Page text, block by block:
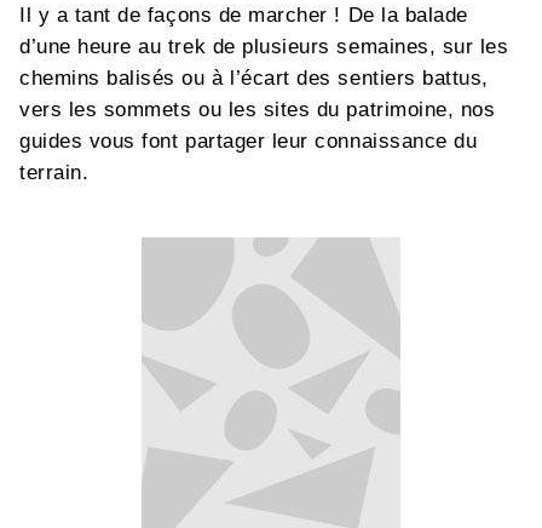
Il y a tant de façons de marcher ! De la balade
d’une heure au trek de plusieurs semaines, sur les
chemins balisés ou à l’écart des sentiers battus,
vers les sommets ou les sites du patrimoine, nos
guides vous font partager leur connaissance du
terrain.